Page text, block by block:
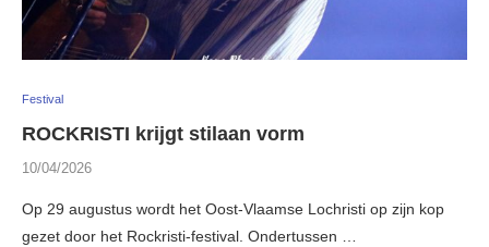
Festival
ROCKRISTI krijgt stilaan vorm
10/04/2026
Op 29 augustus wordt het Oost-Vlaamse Lochristi op zijn kop
gezet door het Rockristi-festival. Ondertussen …